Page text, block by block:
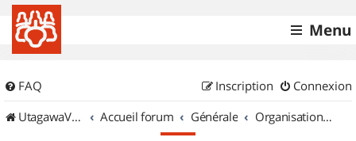
Menu
FAQ Connexion
Inscription
UtagawaVTT (Randos VTT et VTTAE avec traces GPS)
Accueil forum Générale Organisation de sorties & Recherche de partenaires